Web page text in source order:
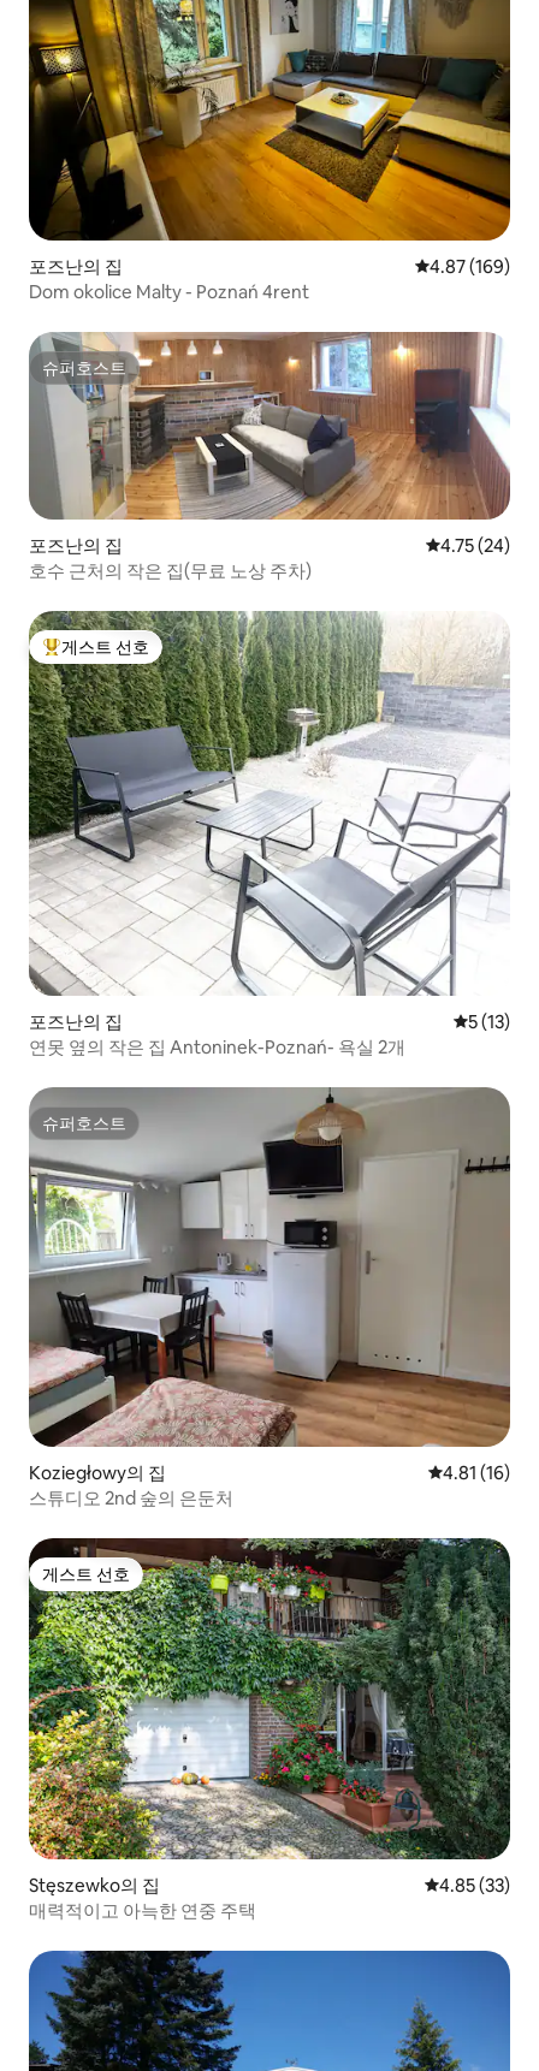
포즈난의 집 평점 4.87점(5
4.87 (169)
Dom okolice Malty - Poznań 4rent
슈퍼호스트
슈퍼호스트
포즈난의 집 평점 4.75점
4.75 (24)
호수 근처의 작은 집(무료 노상 주차)
상위 게스트 선호
게스트 선호
포즈난의 집 평점 5점
5 (13)
연못 옆의 작은 집 Antoninek-Poznań- 욕실 2개
슈퍼호스트
슈퍼호스트
Koziegłowy의 집 평점 4.81점
4.81 (16)
스튜디오 2nd 숲의 은둔처
게스트 선호
게스트 선호
Stęszewko의 집 평점 4.85점(5
4.85 (33)
매력적이고 아늑한 연중 주택